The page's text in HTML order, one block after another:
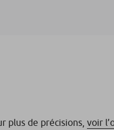
plus de précisions, voir